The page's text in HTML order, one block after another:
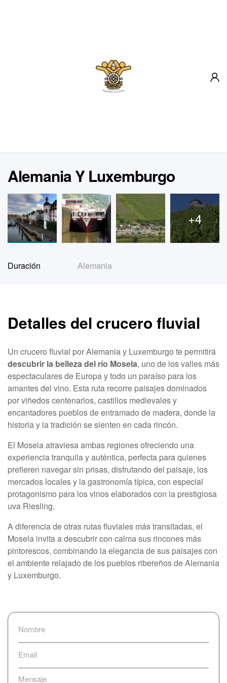
Alemania Y Luxemburgo
+4
Duración Alemania
Detalles del crucero fluvial
Un crucero fluvial por Alemania y Luxemburgo te permitirá
descubrir la belleza del río Mosela, uno de los valles más
espectaculares de Europa y todo un paraíso para los
amantes del vino. Esta ruta recorre paisajes dominados
por viñedos centenarios, castillos medievales y
encantadores pueblos de entramado de madera, donde la
historia y la tradición se sienten en cada rincón.
El Mosela atraviesa ambas regiones ofreciendo una
experiencia tranquila y auténtica, perfecta para quienes
prefieren navegar sin prisas, disfrutando del paisaje, los
mercados locales y la gastronomía típica, con especial
protagonismo para los vinos elaborados con la prestigiosa
uva Riesling.
A diferencia de otras rutas fluviales más transitadas, el
Mosela invita a descubrir con calma sus rincones más
pintorescos, combinando la elegancia de sus paisajes con
el ambiente relajado de los pueblos ribereños de Alemania
y Luxemburgo.